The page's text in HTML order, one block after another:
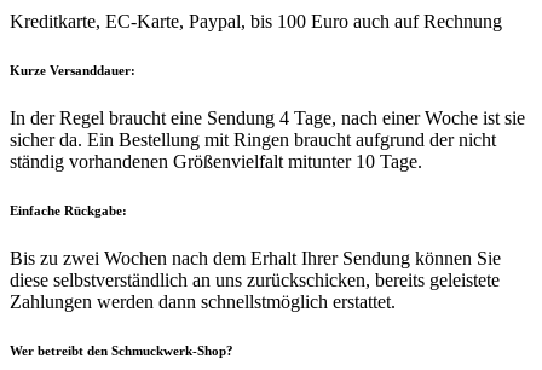
Kreditkarte, EC-Karte, Paypal, bis 100 Euro auch auf Rechnung
Kurze Versanddauer:
In der Regel braucht eine Sendung 4 Tage, nach einer Woche ist sie
sicher da. Ein Bestellung mit Ringen braucht aufgrund der nicht
ständig vorhandenen Größenvielfalt mitunter 10 Tage.
Einfache Rückgabe:
Bis zu zwei Wochen nach dem Erhalt Ihrer Sendung können Sie
diese selbstverständlich an uns zurückschicken, bereits geleistete
Zahlungen werden dann schnellstmöglich erstattet.
Wer betreibt den Schmuckwerk-Shop?